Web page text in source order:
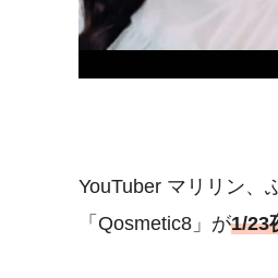
YouTuber マリリン、
「Qosmetic8」が1/23